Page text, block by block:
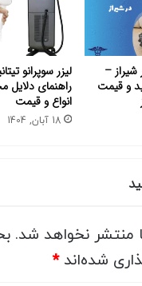
–
و قیمت
لیزر سوپرانو
راهنمای دلایل
انواع و قیمت
18 آبان, 1404
منتشر نخواهد شد.
شده‌اند*